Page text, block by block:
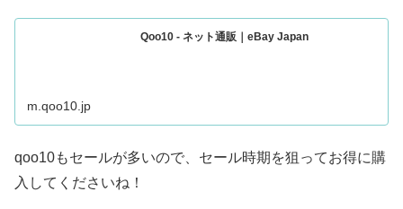
Qoo10 - ネット通販｜eBay Japan
m.qoo10.jp
qoo10もセールが多いので、セール時期を狙ってお得に購
入してくださいね！